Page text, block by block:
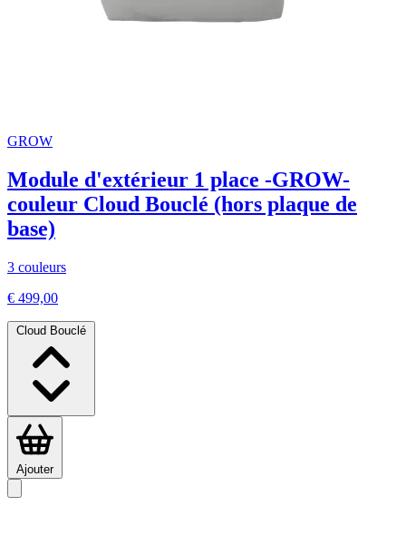
GROW
Module d'extérieur 1 place -GROW-
couleur Cloud Bouclé (hors plaque de
base)
3 couleurs
€ 499,00
Cloud Bouclé
Ajouter